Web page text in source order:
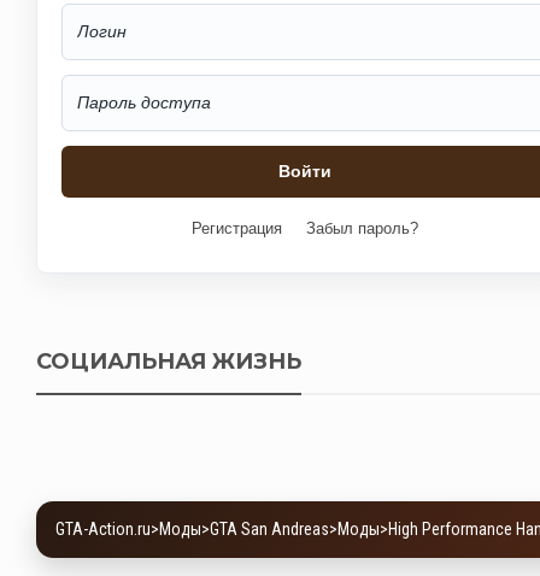
Регистрация Забыл пароль?
СОЦИАЛЬНАЯ ЖИЗНЬ
GTA-Action.ru>Моды>GTA San Andreas>Моды>High Performance